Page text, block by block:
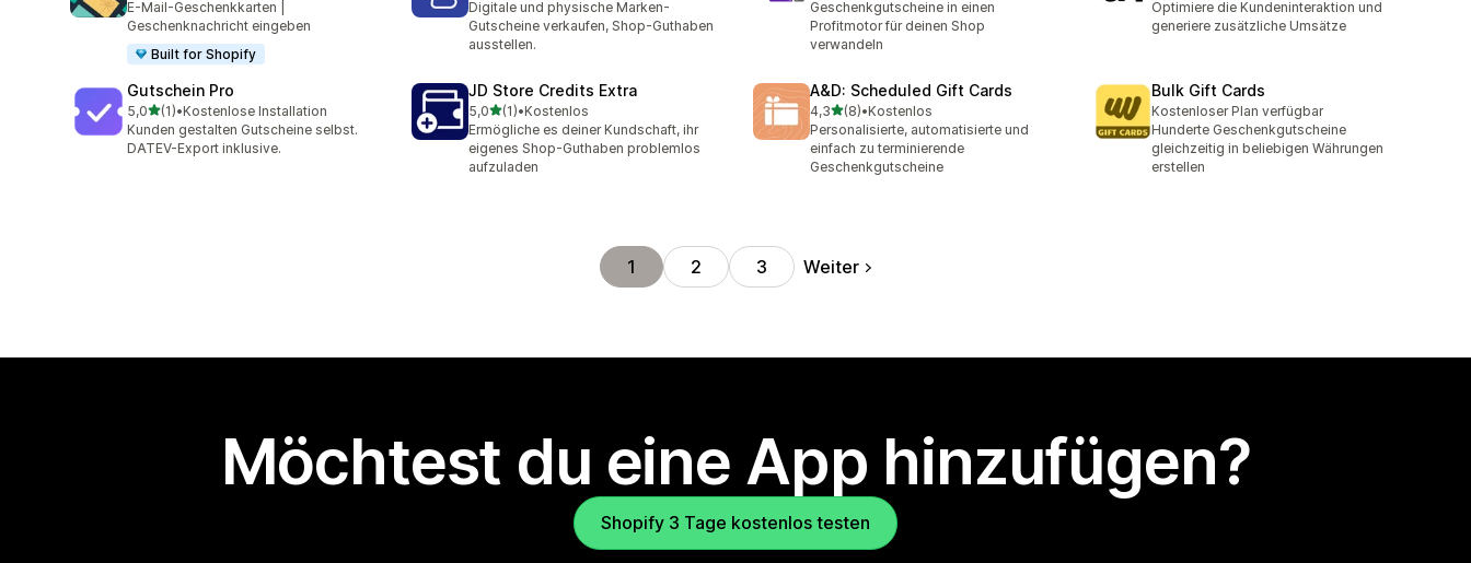
E-Mail-Geschenkkarten |
Geschenknachricht eingeben
Built for Shopify
Digitale und physische Marken-
Gutscheine verkaufen, Shop-Guthaben
ausstellen.
Geschenkgutscheine in einen
Profitmotor für deinen Shop
verwandeln
Optimiere die Kundeninteraktion und
generiere zusätzliche Umsätze
Gutschein Pro
5,0von 5 Sternen
(1)
1 Rezensionen insgesamt
•Kostenlose Installation
Kunden gestalten Gutscheine selbst.
DATEV-Export inklusive.
JD Store Credits Extra
5,0von 5 Sternen
(1)
1 Rezensionen insgesamt
•Kostenlos
Ermögliche es deiner Kundschaft, ihr
eigenes Shop-Guthaben problemlos
aufzuladen
A&D: Scheduled Gift Cards
4,3von 5 Sternen
(8)
8 Rezensionen insgesamt
•Kostenlos
Personalisierte, automatisierte und
einfach zu terminierende
Geschenkgutscheine
Bulk Gift Cards
Kostenloser Plan verfügbar
Hunderte Geschenkgutscheine
gleichzeitig in beliebigen Währungen
erstellen
1 2 3 Weiter
Möchtest du eine App hinzufügen?
Shopify 3 Tage kostenlos testen